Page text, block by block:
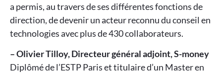
a permis, au travers de ses différentes fonctions de
direction, de devenir un acteur reconnu du conseil en
technologies avec plus de 430 collaborateurs.
– Olivier Tilloy, Directeur général adjoint, S-money
Diplômé de l’ESTP Paris et titulaire d’un Master en